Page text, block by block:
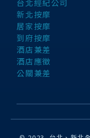
台北經紀公司
新北按摩
居家按摩
到府按摩
酒店兼差
酒店應徵
公關兼差